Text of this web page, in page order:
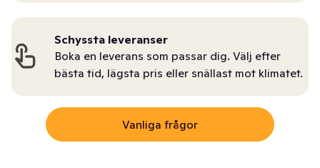
Schyssta leveranser
Boka en leverans som passar dig. Välj efter
bästa tid, lägsta pris eller snällast mot klimatet.
Vanliga frågor